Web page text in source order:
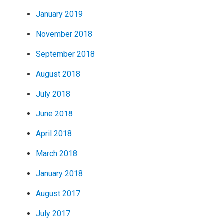
January 2019
November 2018
September 2018
August 2018
July 2018
June 2018
April 2018
March 2018
January 2018
August 2017
July 2017